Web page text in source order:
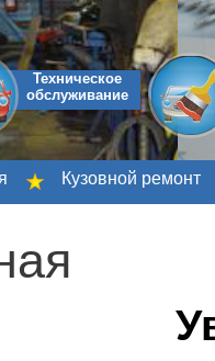
Техническое
обслуживание
ремонт